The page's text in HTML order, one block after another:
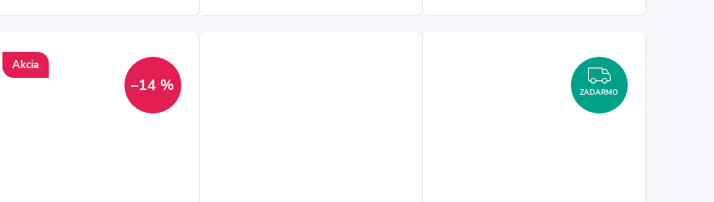
Akcia
–14 %
ZADARMO
ZADARMO